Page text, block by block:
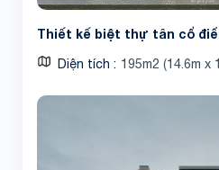
Thiết kế biệt thự tân cổ
Diện tích 195m2 (14.6m x